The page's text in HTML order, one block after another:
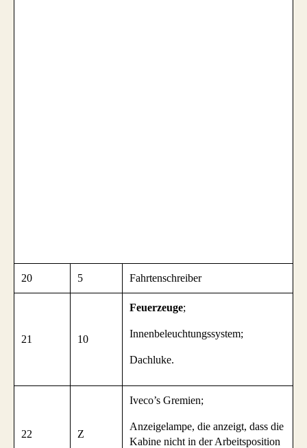
20 5 Fahrtenschreiber
21 10
Feuerzeuge;
Innenbeleuchtungssystem;
Dachluke.
22 Z
Iveco’s Gremien;
Anzeigelampe, die anzeigt, dass die
Kabine nicht in der Arbeitsposition